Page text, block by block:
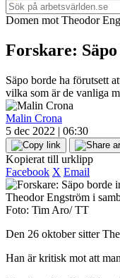
Domen mot Theodor
Forskare:
Säpo borde ha förutsett
vilka som är de vanliga
Malin Crona
5 dec 2022 | 06:30
Kopierat till urklipp
Facebook X Email
Theodor Engström i
Foto: Tim Aro/ TT
Den 26 oktober sitter
Han är kritisk mot att